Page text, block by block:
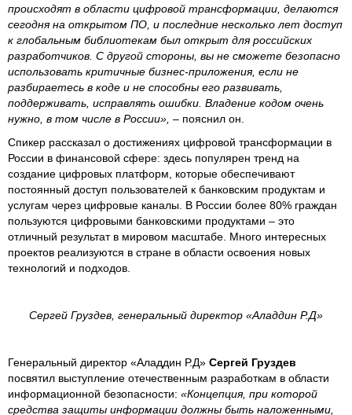
происходят в области цифровой трансформации, делаются
сегодня на открытом ПО, и последние несколько лет доступ
к глобальным библиотекам был открыт для российских
разработчиков. С другой стороны, вы не сможете безопасно
использовать критичные бизнес-приложения, если не
разбираетесь в коде и не способны его развивать,
поддерживать, исправлять ошибки. Владение кодом очень
нужно, в том числе в России», – пояснил он.
Спикер рассказал о достижениях цифровой трансформации в
России в финансовой сфере: здесь популярен тренд на
создание цифровых платформ, которые обеспечивают
постоянный доступ пользователей к банковским продуктам и
услугам через цифровые каналы. В России более 80% граждан
пользуются цифровыми банковскими продуктами – это
отличный результат в мировом масштабе. Много интересных
проектов реализуются в стране в области освоения новых
технологий и подходов.
Сергей Груздев, генеральный директор «Аладдин Р.Д»
Генеральный директор «Аладдин Р.Д» Сергей Груздев
посвятил выступление отечественным разработкам в области
информационной безопасности: «Концепция, при которой
средства защиты информации должны быть наложенными,